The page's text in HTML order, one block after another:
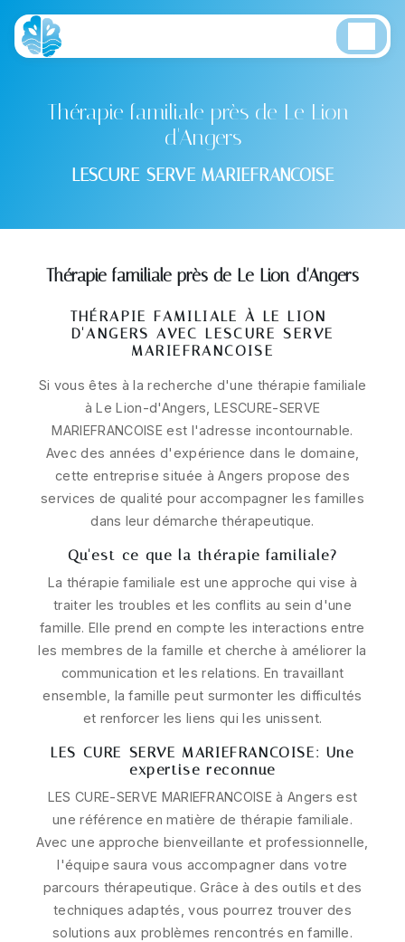
Thérapie familiale près de Le Lion-
d'Angers
LESCURE-SERVE MARIEFRANCOISE
Thérapie familiale près de Le Lion-d'Angers
THÉRAPIE FAMILIALE À LE LION-
D'ANGERS AVEC LESCURE-SERVE
MARIEFRANCOISE
Si vous êtes à la recherche d'une thérapie familiale
à Le Lion-d'Angers, LESCURE-SERVE
MARIEFRANCOISE est l'adresse incontournable.
Avec des années d'expérience dans le domaine,
cette entreprise située à Angers propose des
services de qualité pour accompagner les familles
dans leur démarche thérapeutique.
Qu'est-ce que la thérapie familiale?
La thérapie familiale est une approche qui vise à
traiter les troubles et les conflits au sein d'une
famille. Elle prend en compte les interactions entre
les membres de la famille et cherche à améliorer la
communication et les relations. En travaillant
ensemble, la famille peut surmonter les difficultés
et renforcer les liens qui les unissent.
LES CURE-SERVE MARIEFRANCOISE: Une
expertise reconnue
LES CURE-SERVE MARIEFRANCOISE à Angers est
une référence en matière de thérapie familiale.
Avec une approche bienveillante et professionnelle,
l'équipe saura vous accompagner dans votre
parcours thérapeutique. Grâce à des outils et des
techniques adaptés, vous pourrez trouver des
solutions aux problèmes rencontrés en famille.